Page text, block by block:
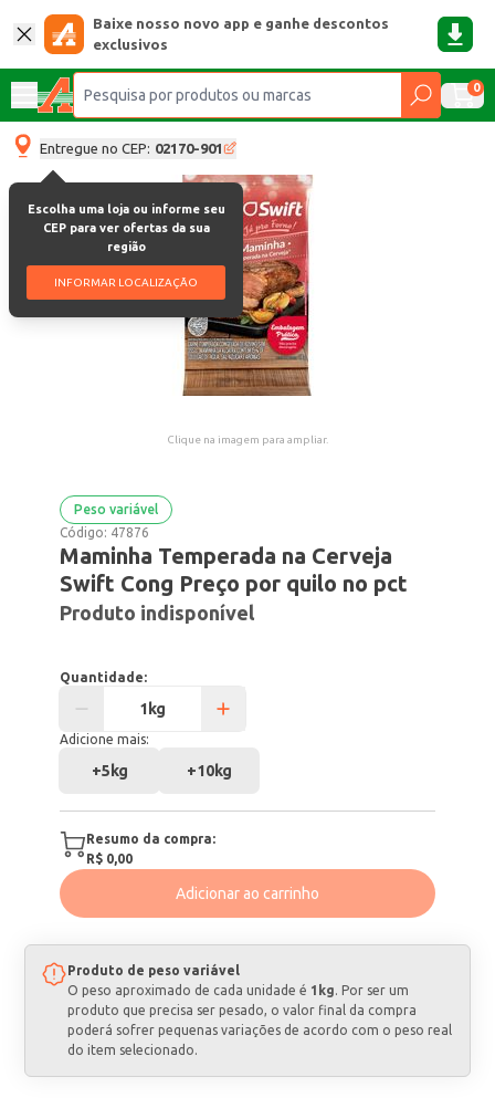
Baixe nosso novo app e ganhe descontos
exclusivos
0
Entregue no CEP: 02170-901
Escolha uma loja ou informe seu
CEP para ver ofertas da sua
região
INFORMAR LOCALIZAÇÃO
Clique na imagem para ampliar.
Peso variável
Código: 47876
Maminha Temperada na Cerveja
Swift Cong Preço por quilo no pct
Produto indisponível
Quantidade:
Adicione mais:
+5kg +10kg
Resumo da compra:
R$ 0,00
Adicionar ao carrinho
Produto de peso variável
O peso aproximado de cada unidade é 1kg. Por ser um
produto que precisa ser pesado, o valor final da compra
poderá sofrer pequenas variações de acordo com o peso real
do item selecionado.